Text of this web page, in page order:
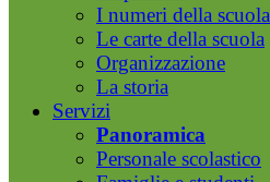
I numeri della scuola
Le carte della scuola
Organizzazione
La storia
Servizi
Panoramica
Personale scolastico